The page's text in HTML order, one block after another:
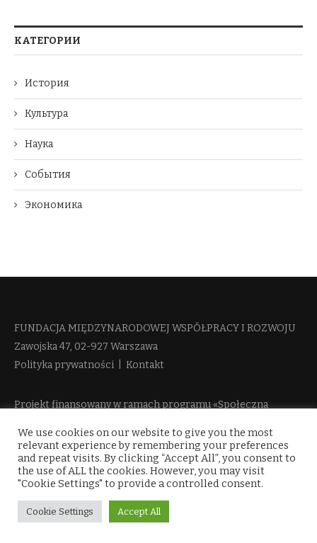
КАТЕГОРИИ
История
Культура
Наука
События
Экономика
FUNDACJA MIĘDZYNARODOWEJ WSPÓŁPRACY I ROZWOJU​
Zawojska 47, 02-927 Warszawa
Polityka prywatności
Kontakt
Projekt finansowany w ramach programu «Społeczna
więcej informacji
We use cookies on our website to give you the most
relevant experience by remembering your preferences
and repeat visits. By clicking “Accept All”, you consent to
the use of ALL the cookies. However, you may visit
"Cookie Settings" to provide a controlled consent.
Cookie Settings Accept All